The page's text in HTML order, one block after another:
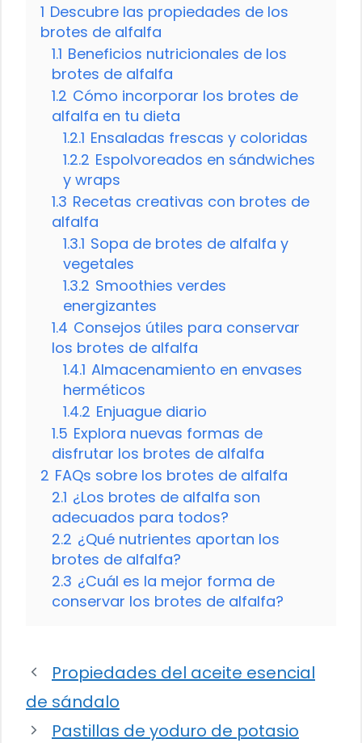
1 Descubre las propiedades de los
brotes de alfalfa
1.1 Beneficios nutricionales de los
brotes de alfalfa
1.2 Cómo incorporar los brotes de
alfalfa en tu dieta
1.2.1 Ensaladas frescas y coloridas
1.2.2 Espolvoreados en sándwiches
y wraps
1.3 Recetas creativas con brotes de
alfalfa
1.3.1 Sopa de brotes de alfalfa y
vegetales
1.3.2 Smoothies verdes
energizantes
1.4 Consejos útiles para conservar
los brotes de alfalfa
1.4.1 Almacenamiento en envases
herméticos
1.4.2 Enjuague diario
1.5 Explora nuevas formas de
disfrutar los brotes de alfalfa
2 FAQs sobre los brotes de alfalfa
2.1 ¿Los brotes de alfalfa son
adecuados para todos?
2.2 ¿Qué nutrientes aportan los
brotes de alfalfa?
2.3 ¿Cuál es la mejor forma de
conservar los brotes de alfalfa?
Propiedades del aceite esencial
de sándalo
Pastillas de yoduro de potasio